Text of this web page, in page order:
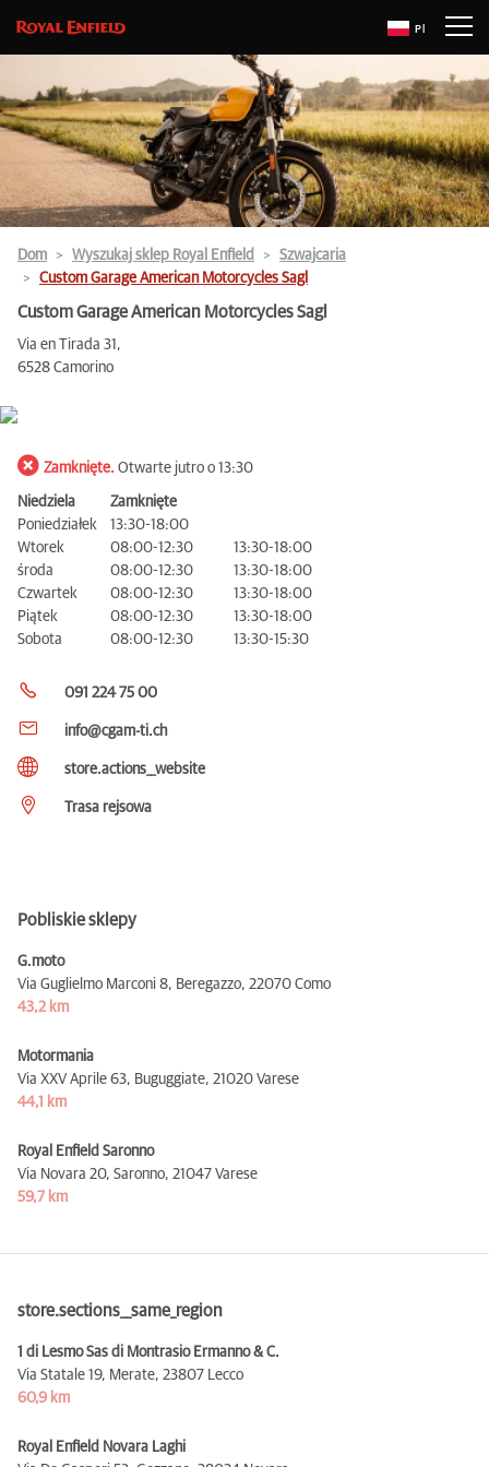
Pl
Dom Wyszukaj sklep Royal Enfield
Szwajcaria
Custom Garage American Motorcycles Sagl
Custom Garage American Motorcycles Sagl
Via en Tirada 31,
6528 Camorino
Zamknięte. Otwarte jutro o 13:30
Niedziela
Zamknięte
Poniedziałek
13:30-18:00
Wtorek
08:00-12:30
13:30-18:00
środa
08:00-12:30
13:30-18:00
Czwartek
08:00-12:30
13:30-18:00
Piątek
08:00-12:30
13:30-18:00
Sobota
08:00-12:30 13:30-15:30
091 224 75 00
info@cgam-ti.ch
store.actions__website
Trasa rejsowa
Pobliskie sklepy
G.moto
Via Guglielmo Marconi 8, Beregazzo, 22070 Como
43,2 km
Motormania
Via XXV Aprile 63, Buguggiate, 21020 Varese
44,1 km
Royal Enfield Saronno
Via Novara 20, Saronno, 21047 Varese
59,7 km
store.sections__same_region
1 di Lesmo Sas di Montrasio Ermanno & C.
Via Statale 19, Merate, 23807 Lecco
60,9 km
Royal Enfield Novara Laghi